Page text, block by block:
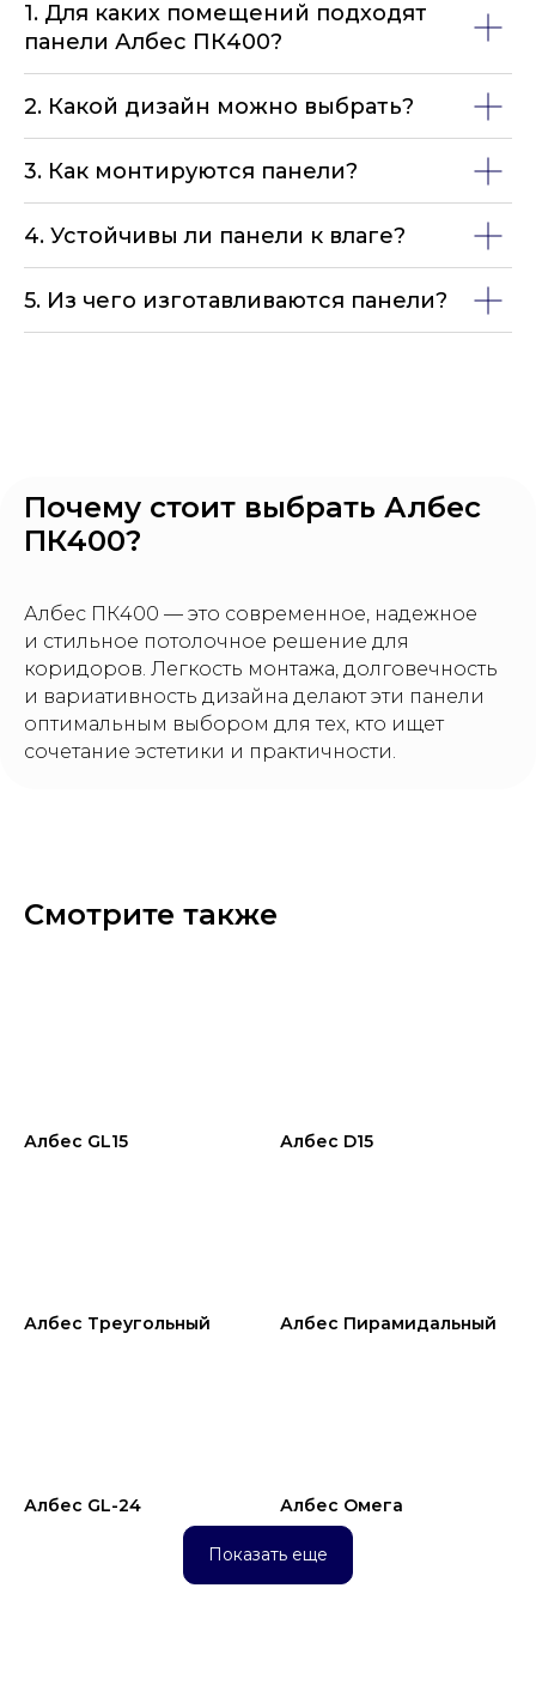
1. Для каких помещений подходят
панели Албес ПК400?
2. Какой дизайн можно выбрать?
3. Как монтируются панели?
4. Устойчивы ли панели к влаге?
5. Из чего изготавливаются панели?
Почему стоит выбрать Албес
ПК400?
Албес ПК400 — это современное, надежное
и стильное потолочное решение для
коридоров. Легкость монтажа, долговечность
и вариативность дизайна делают эти панели
оптимальным выбором для тех, кто ищет
сочетание эстетики и практичности.
Смотрите также
Албес GL15 Албес D15
Албес Треугольный Албес Пирамидальный
Албес GL-24 Албес Омега
Показать еще